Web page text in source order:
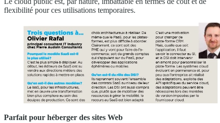
flexibilité pour ces utilisations temporaires.
Parfait pour héberger des sites Web